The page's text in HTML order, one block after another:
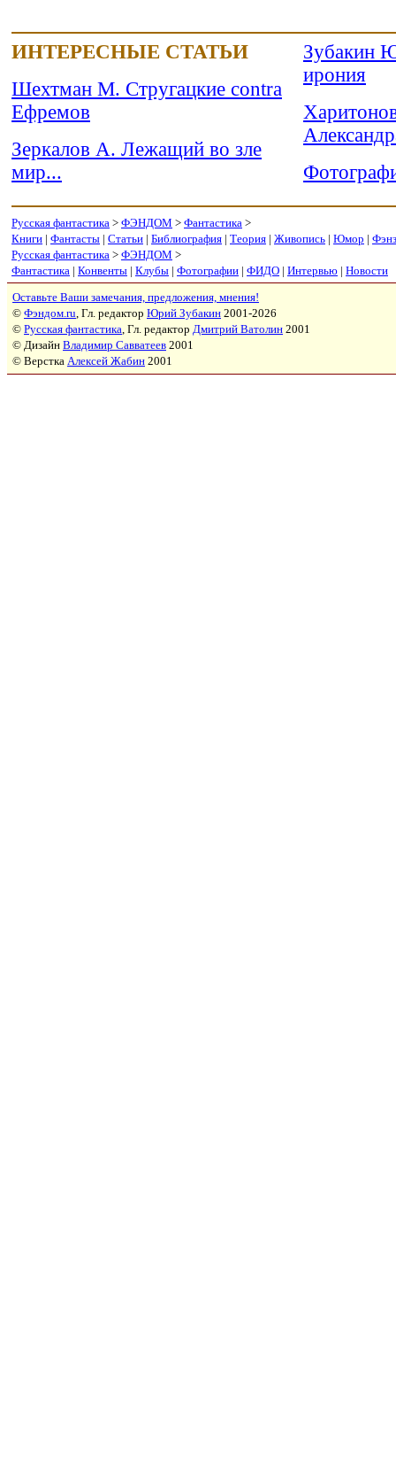
ИНТЕРЕСНЫЕ СТАТЬИ
Шехтман М. Стругацкие contra
Ефремов
Зеркалов А. Лежащий во зле
мир...
Зубакин
ирония
Русская фантастика > ФЭНДОМ > Фантастика >
Книги | Фантасты | Статьи | Библиография | Теория | Живопись | Юмор |
Русская фантастика > ФЭНДОМ >
Фантастика | Конвенты | Клубы | Фотографии | ФИДО | Интервью | Новости
Оставьте Ваши замечания, предложения, мнения!
© Фэндом.ru, Гл. редактор Юрий Зубакин 2001-2026
© Русская фантастика, Гл. редактор Дмитрий Ватолин 2001
© Дизайн Владимир Савватеев 2001
© Верстка Алексей Жабин 2001